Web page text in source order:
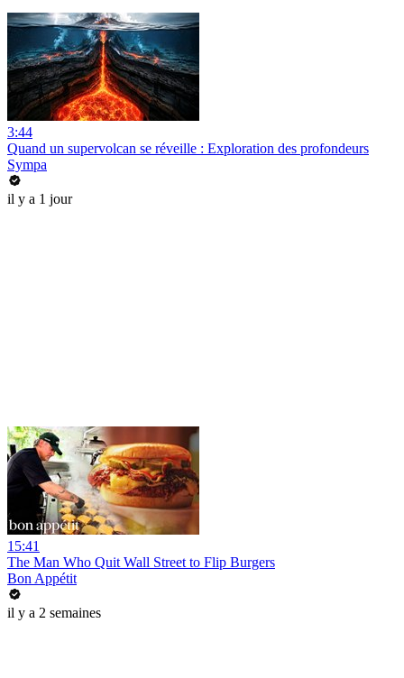
3:44
Quand un supervolcan se réveille : Exploration des profondeurs
Sympa
il y a 1 jour
15:41
The Man Who Quit Wall Street to Flip Burgers
Bon Appétit
il y a 2 semaines